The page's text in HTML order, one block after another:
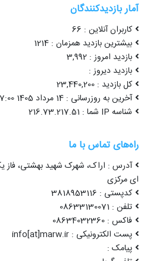
آمار بازدیدکنندگان
کاربران آنلاین : 66
بیشترین بازدید همزمان : 1214
بازدید امروز : 3,992
بازدید دیروز :
کل بازدید : 23,440,200
آخرین به روزرسانی : 14 مرداد 1405 11:07:00
شناسه IP شما : 216.73.217.51
راه‌های تماس با ما
آدرس : اراک، شهرک شهید بهشتی، فاز
ای مرکزی
کدپستی : 3818953116
تلفن : 08633130071
فاکس : 08634032360
پست الکترونیکی : info[at]marw.ir
پیامک :